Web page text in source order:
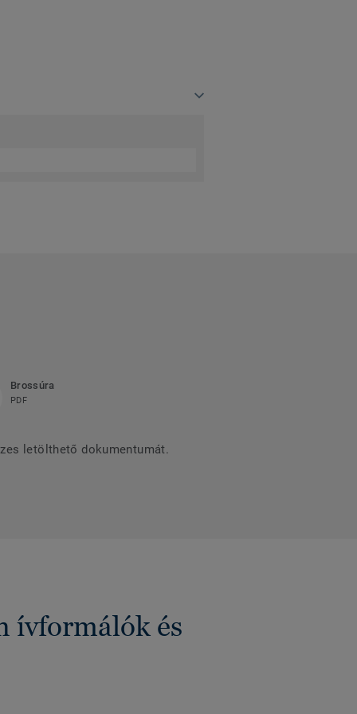
Brossúra
PDF
letölthető dokumentumát.
ívformálók és